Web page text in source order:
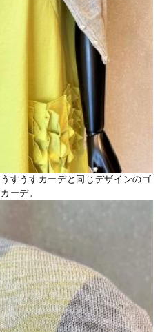
すうすカーデと同じデザインのゴ
ーデ。